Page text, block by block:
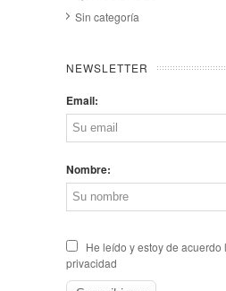
Sin categoría
NEWSLETTER
Email:
Nombre:
He leído y estoy de acuerdo
privacidad